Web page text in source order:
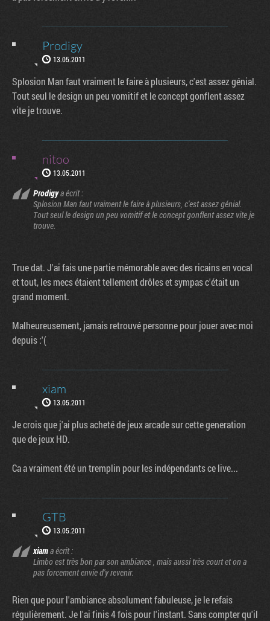
Prodigy
13.05.2011
Splosion Man faut vraiment le faire à plusieurs, c'est assez génial.
Tout seul le design un peu vomitif et le concept gonflent assez
vite je trouve.
nitoo
13.05.2011
Prodigya écrit :
Splosion Man faut vraiment le faire à plusieurs, c'est assez génial.
Tout seul le design un peu vomitif et le concept gonflent assez vite je
trouve.
True dat. J'ai fais une partie mémorable avec des ricains en vocal
et tout, les mecs étaient tellement drôles et sympas c'était un
grand moment.
Malheureusement, jamais retrouvé personne pour jouer avec moi
depuis :'(
xiam
13.05.2011
Je crois que j'ai plus acheté de jeux arcade sur cette generation
que de jeux HD.
Ca a vraiment été un tremplin pour les indépendants ce live...
GTB
13.05.2011
xiama écrit :
Limbo est très bon par son ambiance , mais aussi très court et on a
pas forcement envie d'y revenir.
Rien que pour l'ambiance absolument fabuleuse, je le refais
régulièrement. Je l'ai finis 4 fois pour l'instant. Sans compter qu'il